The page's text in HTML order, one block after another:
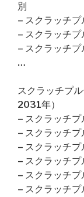
別
– スクラッチ
– スクラッチ
– スクラッチ
…
スクラッチプ
2031年）
– スクラッチ
– スクラッチ
– スクラッチ
– スクラッチ
– スクラッチ
– スクラッチ